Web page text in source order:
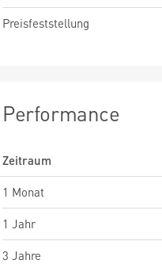
Preisfeststellung
Performance
Zeitraum
1 Monat
1 Jahr
3 Jahre